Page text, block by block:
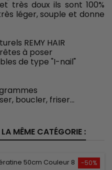
très doux ils sont 100%
léger, souple et donne
REMY HAIR
à poser
de type "I-nail"
boucler, friser...
MÊME CATÉGORIE :
-50%